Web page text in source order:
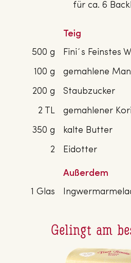
für ca. 6
Teig
500 g
Fini´s Feinstes
100 g
gemahlene
200 g
Staubzucker
2 TL
gemahlener
350 g
kalte Butter
2
Eidotter
Außerdem
1 Glas
Gelingt am